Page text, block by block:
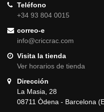
Teléfono
+34 93 804 0015
correo-e
info@criccrac.com
Visita la tienda
Ver horarios de tienda
Dirección
La Masia, 28
08711 Òdena - Barcelona